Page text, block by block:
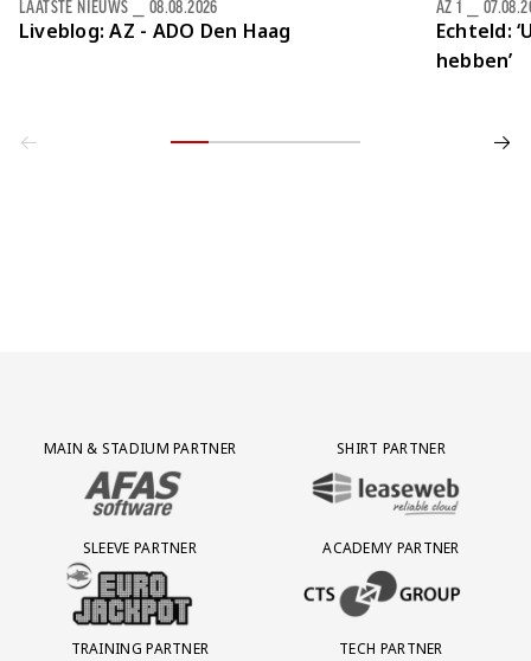
Liveblog: AZ - ADO Den Haag
LAATSTE NIEUWS 08.08.2026
Echteld:
hebben’
AZ 1
Partner Logos Grid
MAIN & STADIUM PARTNER
BEZOEK ONZE MAIN & STADIUM PARTNER AFAS SOFTWARE
SHIRT PARTNER
BEZOEK ONZE SHIRT PARTNER
SLEEVE PARTNER
BEZOEK ONZE SLEEVE PARTNER EUROJACKPOT
ACADEMY PARTNER
BEZOEK ONZE ACADEMY
TRAINING PARTNER
TECH PARTNER